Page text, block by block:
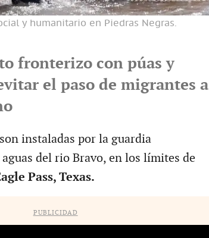
y humanitario en Piedras Negras.
fronterizo con púas y
el paso de migrantes a
instaladas por la guardia
del rio Bravo, en los límites de
Pass, Texas.
PUBLICIDAD